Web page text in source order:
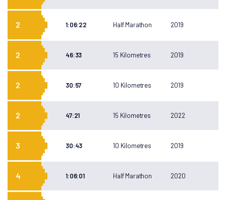
2 1:06:22 Half Marathon 2019
2 46:33 15 Kilometres 2019
2 30:57 10 Kilometres 2019
2 47:21 15 Kilometres 2022
3 30:43 10 Kilometres 2019
4 1:06:01 Half Marathon 2020